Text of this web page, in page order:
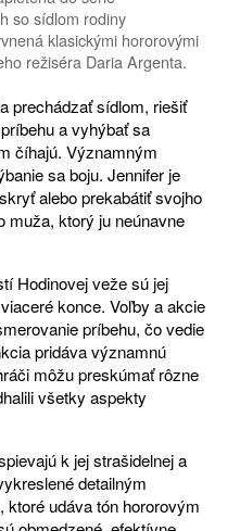
so sídlom rodiny
klasickými hororovými
režiséra Daria Argenta.
prechádzať sídlom, riešiť
a vyhýbať sa
číhajú. Významným
sa boju. Jennifer je
alebo prekabátiť svojho
muža, ktorý ju neúnavne
Hodinovej veže sú jej
konce. Voľby a akcie
príbehu, čo vedie
pridáva významnú
môžu preskúmať rôzne
všetky aspekty
k jej strašidelnej a
detailným
udáva tón hororovým